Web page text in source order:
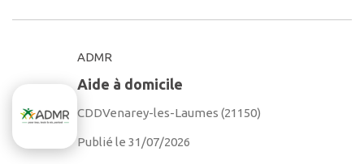
ADMR
Aide à domicile
CDDVenarey-les-Laumes (21150)
Publié le 31/07/2026